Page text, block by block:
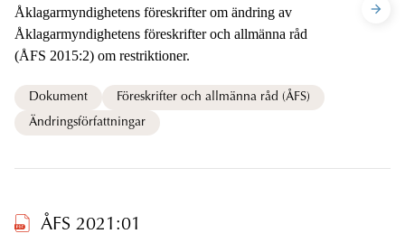
Åklagarmyndighetens föreskrifter om ändring av
Åklagarmyndighetens föreskrifter och allmänna råd
(ÅFS 2015:2) om restriktioner.
Dokument
Föreskrifter och allmänna råd (ÅFS)
Ändringsförfattningar
ÅFS 2021:01